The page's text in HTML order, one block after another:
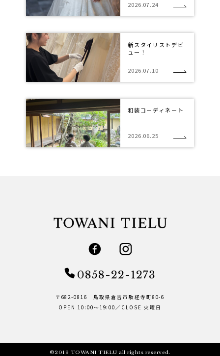
2026.07.24
新スタイリストデビ
ュー！
2026.07.10
和装コーディネート
2026.06.25
0858-22-1273
〒682-0816 鳥取県倉吉市駄経寺町80-6
OPEN 10:00～19:00／CLOSE 火曜日
©2019 TOWANI TIELU all rights reserved.